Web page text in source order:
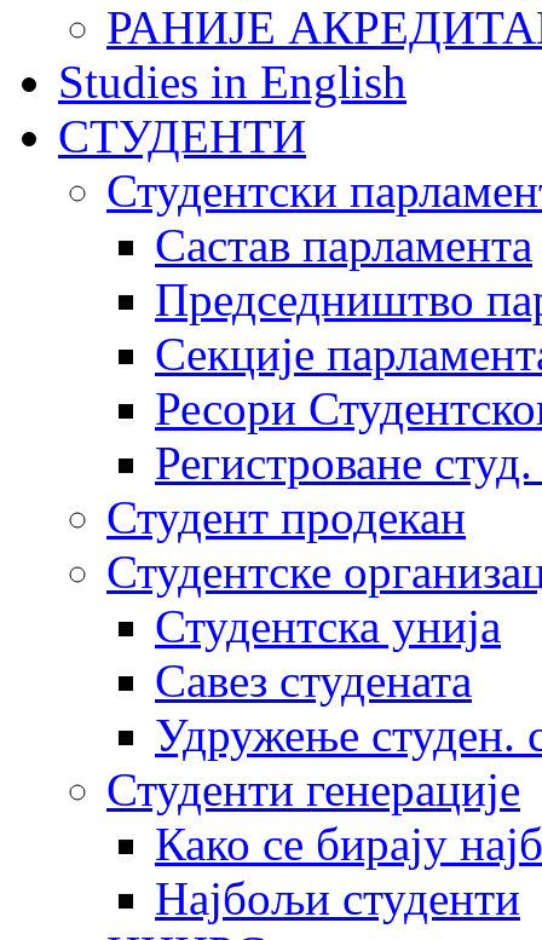
РАНИЈЕ
Studies in English
СТУДЕНТИ
Студентски
Састав парламента
Председништво
Секције
Ресори
Регистроване
Студент продекан
Студентске
Студентска унија
Савез студената
Удружење студен.
Студенти генерације
Како се бирају
Најбољи студенти